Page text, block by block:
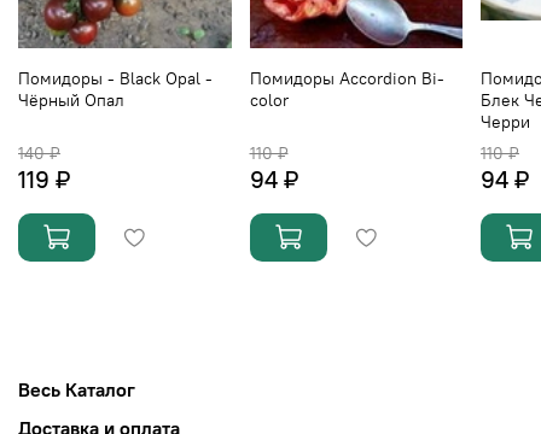
Помидоры - Black Opal -
Чёрный Опал
140 ₽
119 ₽
Помидоры Accordion Вi-
color
110 ₽
94 ₽
Блек
Черри
110 ₽
94 ₽
Весь Каталог
Доставка и оплата